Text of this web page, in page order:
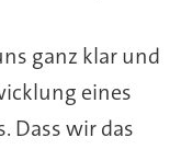
ganz klar und
eines
Dass wir das